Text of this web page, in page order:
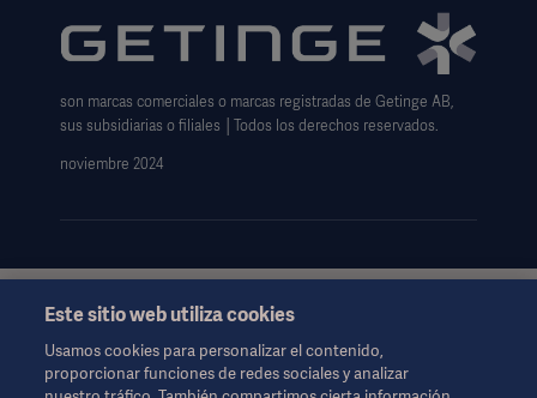
Exención de responsabilidad de uso del sitio web
Aviso sobre las cookies
Formulario de solicitud de datos
son marcas comerciales o marcas registradas de Getinge AB,
sus subsidiarias o filiales │Todos los derechos reservados.
noviembre 2024
Esta información está dirigida exclusivamente a profesionales
de la salud u otras audiencias profesionales y son sólo para
fines informativos, no es exhaustiva y por lo tanto no debe ser
invocado como un reemplazo de las instrucciones de uso,
Este sitio web utiliza cookies
Usamos cookies para personalizar el contenido,
proporcionar funciones de redes sociales y analizar